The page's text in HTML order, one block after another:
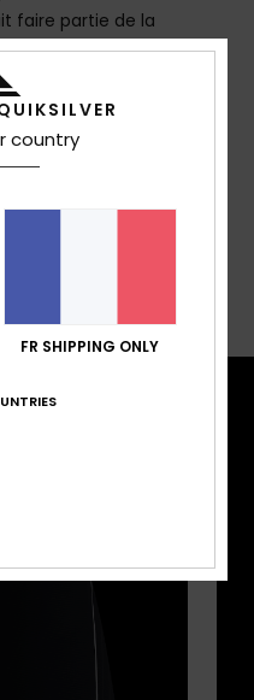
faire partie de la
country
FR SHIPPING ONLY